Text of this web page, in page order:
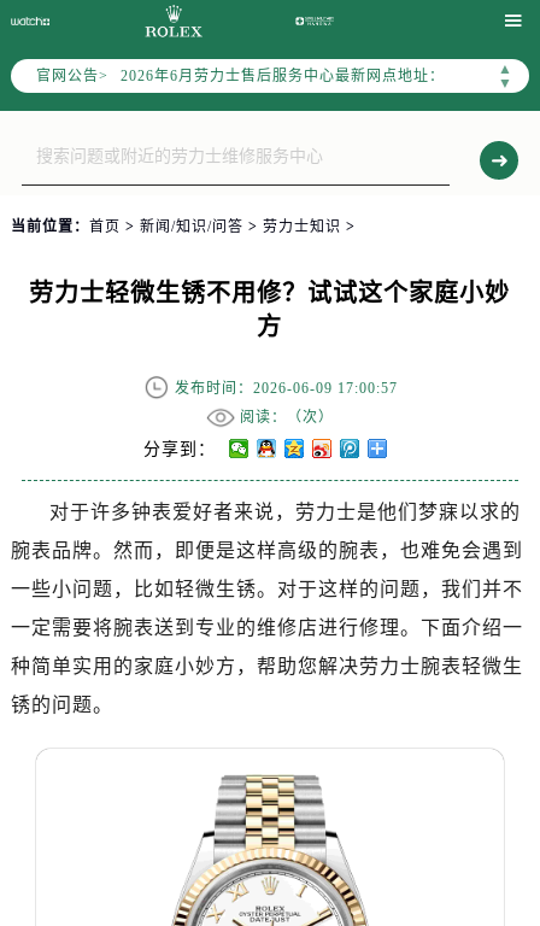

官网公告>
▲
▼
2026年6月劳力士上海市售后服务网络优化升级公告
2026年6月劳力士售后服务中心最新网点地址：
上海市徐汇区虹桥路3号港汇中心写字楼2座37层3705室（需提前预约）
当前位置： 首页 > 新闻/知识/问答 > 劳力士知识 >
劳力士轻微生锈不用修？试试这个家庭小妙
方
发布时间：2026-06-09 17:00:57
阅读：（次）
分享到：
对于许多钟表爱好者来说，劳力士是他们梦寐以求的
腕表品牌。然而，即便是这样高级的腕表，也难免会遇到
一些小问题，比如轻微生锈。对于这样的问题，我们并不
一定需要将腕表送到专业的维修店进行修理。下面介绍一
种简单实用的家庭小妙方，帮助您解决劳力士腕表轻微生
锈的问题。